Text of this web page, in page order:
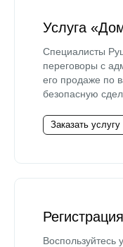
Услуга
Специалисты
переговоры с
его продаже по
безопасную
Заказать услугу